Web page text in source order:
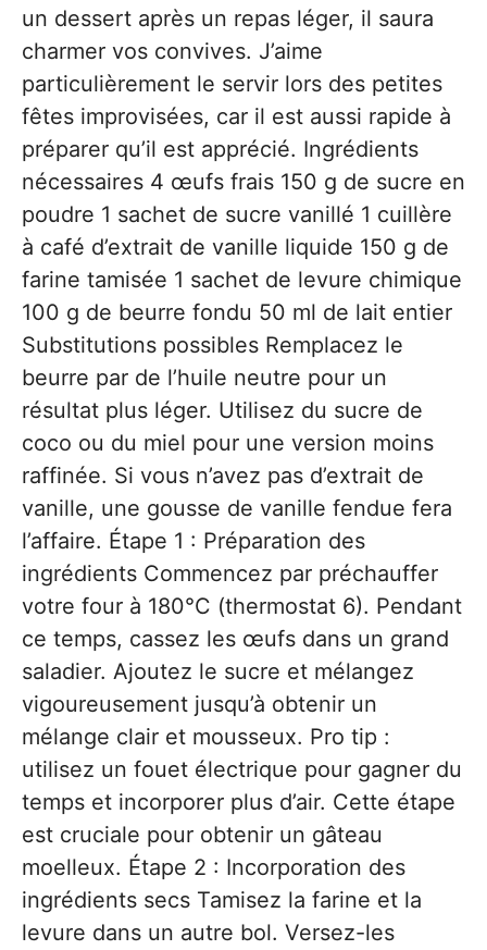
un dessert après un repas léger, il saura
charmer vos convives. J’aime
particulièrement le servir lors des petites
fêtes improvisées, car il est aussi rapide à
préparer qu’il est apprécié. Ingrédients
nécessaires 4 œufs frais 150 g de sucre en
poudre 1 sachet de sucre vanillé 1 cuillère
à café d’extrait de vanille liquide 150 g de
farine tamisée 1 sachet de levure chimique
100 g de beurre fondu 50 ml de lait entier
Substitutions possibles Remplacez le
beurre par de l’huile neutre pour un
résultat plus léger. Utilisez du sucre de
coco ou du miel pour une version moins
raffinée. Si vous n’avez pas d’extrait de
vanille, une gousse de vanille fendue fera
l’affaire. Étape 1 : Préparation des
ingrédients Commencez par préchauffer
votre four à 180°C (thermostat 6). Pendant
ce temps, cassez les œufs dans un grand
saladier. Ajoutez le sucre et mélangez
vigoureusement jusqu’à obtenir un
mélange clair et mousseux. Pro tip :
utilisez un fouet électrique pour gagner du
temps et incorporer plus d’air. Cette étape
est cruciale pour obtenir un gâteau
moelleux. Étape 2 : Incorporation des
ingrédients secs Tamisez la farine et la
levure dans un autre bol. Versez-les